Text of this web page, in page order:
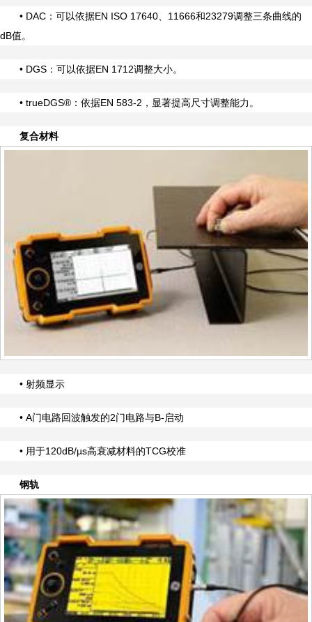
• DAC：可以依据EN ISO 17640、11666和23279调整三条曲线的
dB值。
• DGS：可以依据EN 1712调整大小。
• trueDGS®：依据EN 583-2，显著提高尺寸调整能力。
复合材料
• 射频显示
• A门电路回波触发的2门电路与B-启动
• 用于120dB/µs高衰减材料的TCG校准
钢轨